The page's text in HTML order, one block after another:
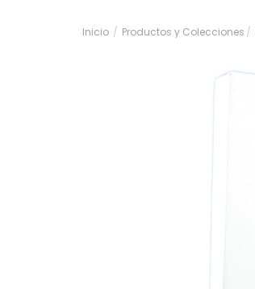
Inicio Productos y Colecciones